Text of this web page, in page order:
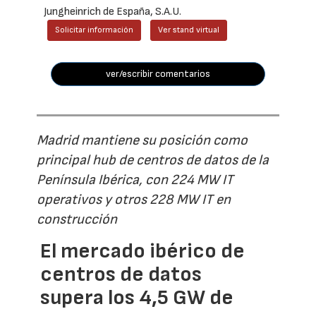
Jungheinrich de España, S.A.U.
Solicitar información Ver stand virtual
ver/escribir comentarios
Madrid mantiene su posición como
principal hub de centros de datos de la
Península Ibérica, con 224 MW IT
operativos y otros 228 MW IT en
construcción
El mercado ibérico de
centros de datos
supera los 4,5 GW de